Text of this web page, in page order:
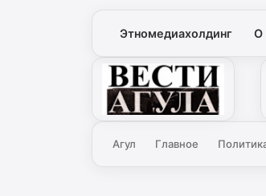
Этномедиахолдинг О
Вести Агула
Агул Главное